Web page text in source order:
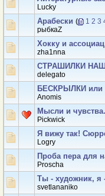
Luсkу
Арабески ( 1 2 3
рыбкаZ
Хокку и
zha1nna
СТРАШИЛКИ
delegato
БЕСКРЫЛКИ или
Anomis
Мысли и
Рickwick
Я вижу так!
Logry
Проба пера для
Proscha
Ты - художник, я
svetlananiko